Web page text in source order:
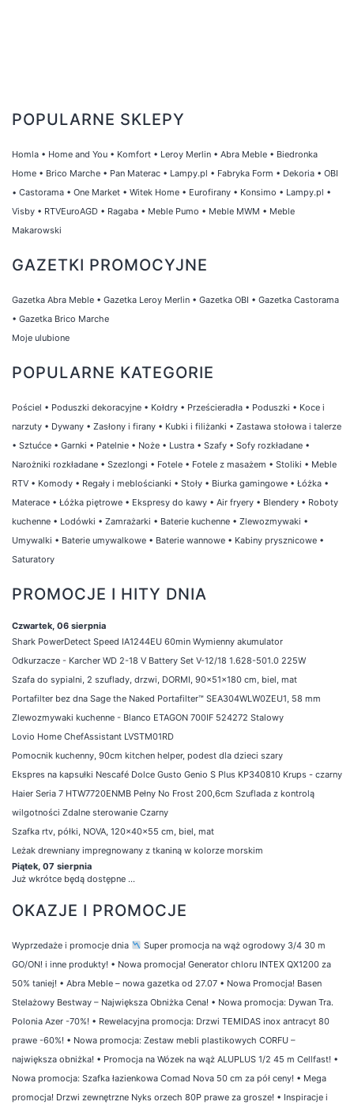
POPULARNE SKLEPY
Homla • Home and You • Komfort • Leroy Merlin • Abra Meble • Biedronka
Home • Brico Marche • Pan Materac • Lampy.pl • Fabryka Form • Dekoria • OBI
• Castorama • One Market • Witek Home • Eurofirany • Konsimo • Lampy.pl •
Visby • RTVEuroAGD • Ragaba • Meble Pumo • Meble MWM • Meble
Makarowski
GAZETKI PROMOCYJNE
Gazetka Abra Meble • Gazetka Leroy Merlin • Gazetka OBI • Gazetka Castorama
• Gazetka Brico Marche
Moje ulubione
POPULARNE KATEGORIE
Pościel • Poduszki dekoracyjne • Kołdry • Prześcieradła • Poduszki • Koce i
narzuty • Dywany • Zasłony i firany • Kubki i filiżanki • Zastawa stołowa i talerze
• Sztućce • Garnki • Patelnie • Noże • Lustra • Szafy • Sofy rozkładane •
Narożniki rozkładane • Szezlongi • Fotele • Fotele z masażem • Stoliki • Meble
RTV • Komody • Regały i meblościanki • Stoły • Biurka gamingowe • Łóżka •
Materace • Łóżka piętrowe • Ekspresy do kawy • Air fryery • Blendery • Roboty
kuchenne • Lodówki • Zamrażarki • Baterie kuchenne • Zlewozmywaki •
Umywalki • Baterie umywalkowe • Baterie wannowe • Kabiny prysznicowe •
Saturatory
PROMOCJE I HITY DNIA
Czwartek, 06 sierpnia
Shark PowerDetect Speed IA1244EU 60min Wymienny akumulator
Odkurzacze - Karcher WD 2-18 V Battery Set V-12/18 1.628-501.0 225W
Szafa do sypialni, 2 szuflady, drzwi, DORMI, 90x51x180 cm, biel, mat
Portafilter bez dna Sage the Naked Portafilter™ SEA304WLW0ZEU1, 58 mm
Zlewozmywaki kuchenne - Blanco ETAGON 700IF 524272 Stalowy
Lovio Home ChefAssistant LVSTM01RD
Pomocnik kuchenny, 90cm kitchen helper, podest dla dzieci szary
Ekspres na kapsułki Nescafé Dolce Gusto Genio S Plus KP340810 Krups - czarny
Haier Seria 7 HTW7720ENMB Pełny No Frost 200,6cm Szuflada z kontrolą
wilgotności Zdalne sterowanie Czarny
Szafka rtv, półki, NOVA, 120x40x55 cm, biel, mat
Leżak drewniany impregnowany z tkaniną w kolorze morskim
Piątek, 07 sierpnia
Już wkrótce będą dostępne ...
OKAZJE I PROMOCJE
Wyprzedaże i promocje dnia
Super promocja na wąż ogrodowy 3/4 30 m
GO/ON! i inne produkty! • Nowa promocja! Generator chloru INTEX QX1200 za
50% taniej! • Abra Meble – nowa gazetka od 27.07 • Nowa Promocja! Basen
Stelażowy Bestway – Największa Obniżka Cena! • Nowa promocja: Dywan Tra.
Polonia Azer -70%! • Rewelacyjna promocja: Drzwi TEMIDAS inox antracyt 80
prawe -60%! • Nowa promocja: Zestaw mebli plastikowych CORFU –
największa obniżka! • Promocja na Wózek na wąż ALUPLUS 1/2 45 m Cellfast! •
Nowa promocja: Szafka łazienkowa Comad Nova 50 cm za pół ceny! • Mega
promocja! Drzwi zewnętrzne Nyks orzech 80P prawe za grosze! • Inspiracje i